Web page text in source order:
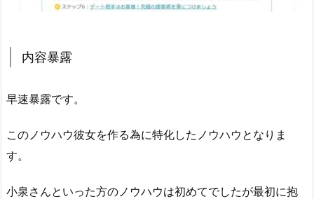
内容暴露
早速暴露です。
このノウハウ彼女を作る為に特化したノウハウとなりま
す。
小泉さんといった方のノウハウは初めてでしたが最初に抱